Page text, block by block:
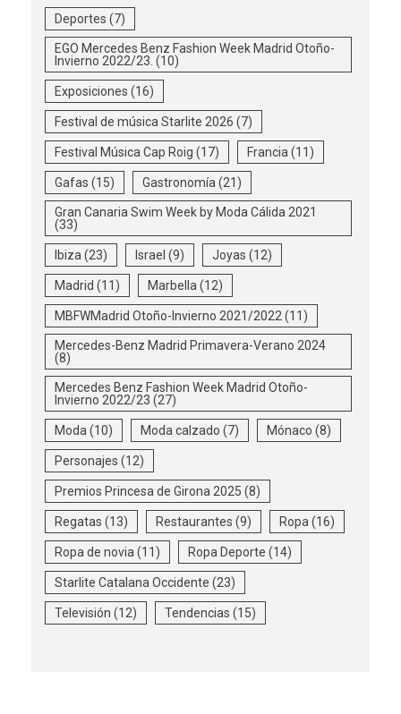
Deportes (7)
EGO Mercedes Benz Fashion Week Madrid Otoño-
Invierno 2022/23. (10)
Exposiciones (16)
Festival de música Starlite 2026 (7)
Festival Música Cap Roig (17) Francia (11)
Gafas (15) Gastronomía (21)
Gran Canaria Swim Week by Moda Cálida 2021
(33)
Ibiza (23) Israel (9) Joyas (12)
Madrid (11) Marbella (12)
MBFWMadrid Otoño-Invierno 2021/2022 (11)
Mercedes-Benz Madrid Primavera-Verano 2024
(8)
Mercedes Benz Fashion Week Madrid Otoño-
Invierno 2022/23 (27)
Moda (10) Moda calzado (7) Mónaco (8)
Personajes (12)
Premios Princesa de Girona 2025 (8)
Regatas (13) Restaurantes (9) Ropa (16)
Ropa de novia (11) Ropa Deporte (14)
Starlite Catalana Occidente (23)
Televisión (12) Tendencias (15)